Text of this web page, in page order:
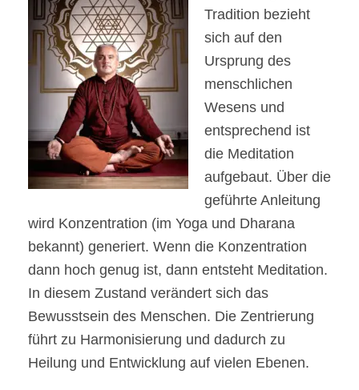
Tradition bezieht
sich auf den
Ursprung des
menschlichen
Wesens und
entsprechend ist
die Meditation
aufgebaut. Über die
geführte Anleitung
wird Konzentration (im Yoga und Dharana
bekannt) generiert. Wenn die Konzentration
dann hoch genug ist, dann entsteht Meditation.
In diesem Zustand verändert sich das
Bewusstsein des Menschen. Die Zentrierung
führt zu Harmonisierung und dadurch zu
Heilung und Entwicklung auf vielen Ebenen.